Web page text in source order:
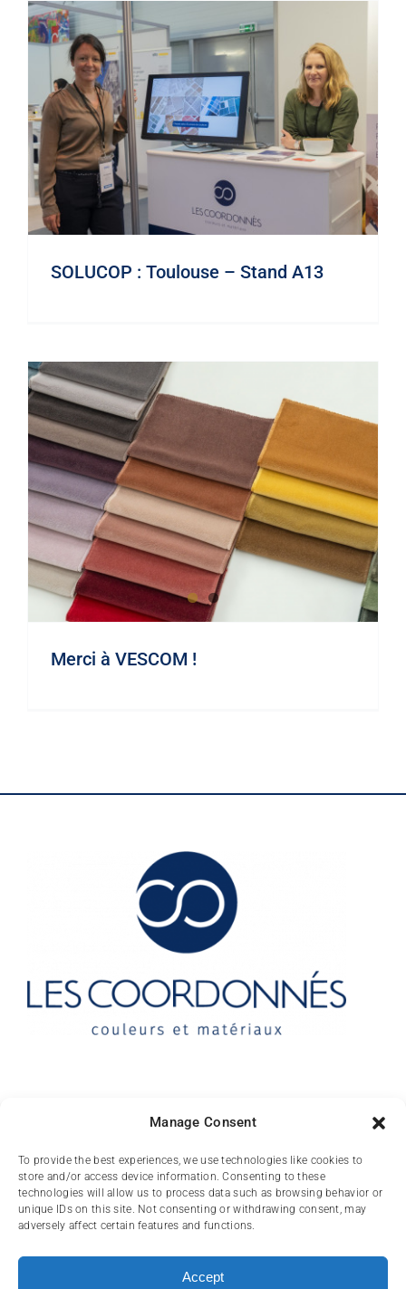
Manage Consent
To provide the best experiences, we use technologies like cookies to
store and/or access device information. Consenting to these
technologies will allow us to process data such as browsing behavior or
unique IDs on this site. Not consenting or withdrawing consent, may
adversely affect certain features and functions.
Accept
SOLUCOP : Toulouse – Stand A13
Merci à VESCOM !
Merci à VESCOM !
10 rue des Arts
FR-31000 TOULOUSE
(+33) 05 62 84 81
contact@lescoordonnes.com